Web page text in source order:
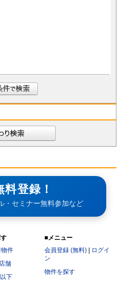
ービスを利用できないことがあります。
した場合、自己の責任で個人情報保護に関する
しくは導入店へ開示した情報および提出した資料
付して当社もしくは導入店へ開示し、当社もしく
当社もしくは導入店は本サービスの運営に最低限
従業員、関連会社、本サービスの再委託先、監査
除く第三者へ開示漏洩しないことに同意します。
保持義務の対象からは以下の情報を除くことに会
ていた情報
ている情報
らず公知となった情報
者が自ら開発、創作した情報
じた場合であっても、当社はその責任を負わな
きないと当社が判断した場合
くは戦争、変乱、暴動、騒乱、労働争議等により
フラ提供者の責により、電気通信サービスが停止
した場合
ってはならないものとします。
利用する行為
行為
登録！
・セミナー無料参加など
物件
舗
下
■メニュー
会員登録 (無料)
ログイ
ン
物件を探す